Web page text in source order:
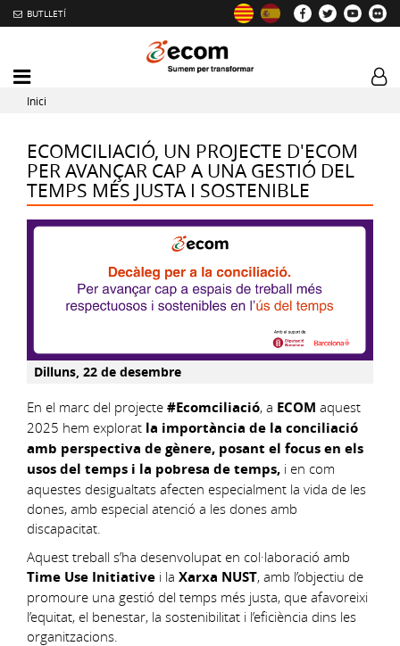
BUTLLETÍ
Mobile
menu
toggler
Inici
ECOMCILIACIÓ, UN PROJECTE D'ECOM
PER AVANÇAR CAP A UNA GESTIÓ DEL
TEMPS MÉS JUSTA I SOSTENIBLE
Dilluns, 22 de desembre
En el marc del projecte #Ecomciliació, a ECOM aquest
2025 hem explorat la importància de la conciliació
amb perspectiva de gènere, posant el focus en els
usos del temps i la pobresa de temps, i en com
aquestes desigualtats afecten especialment la vida de les
dones, amb especial atenció a les dones amb
discapacitat.
Aquest treball s’ha desenvolupat en col·laboració amb
Time Use Initiative i la Xarxa NUST, amb l’objectiu de
promoure una gestió del temps més justa, que afavoreixi
l’equitat, el benestar, la sostenibilitat i l’eficiència dins les
organitzacions.